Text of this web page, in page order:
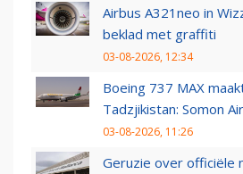
Airbus A321neo in
beklad met graffiti
03-08-2026, 12:34
Boeing 737 MAX
Tadzjikistan: Somon
03-08-2026, 11:26
Geruzie over officiële